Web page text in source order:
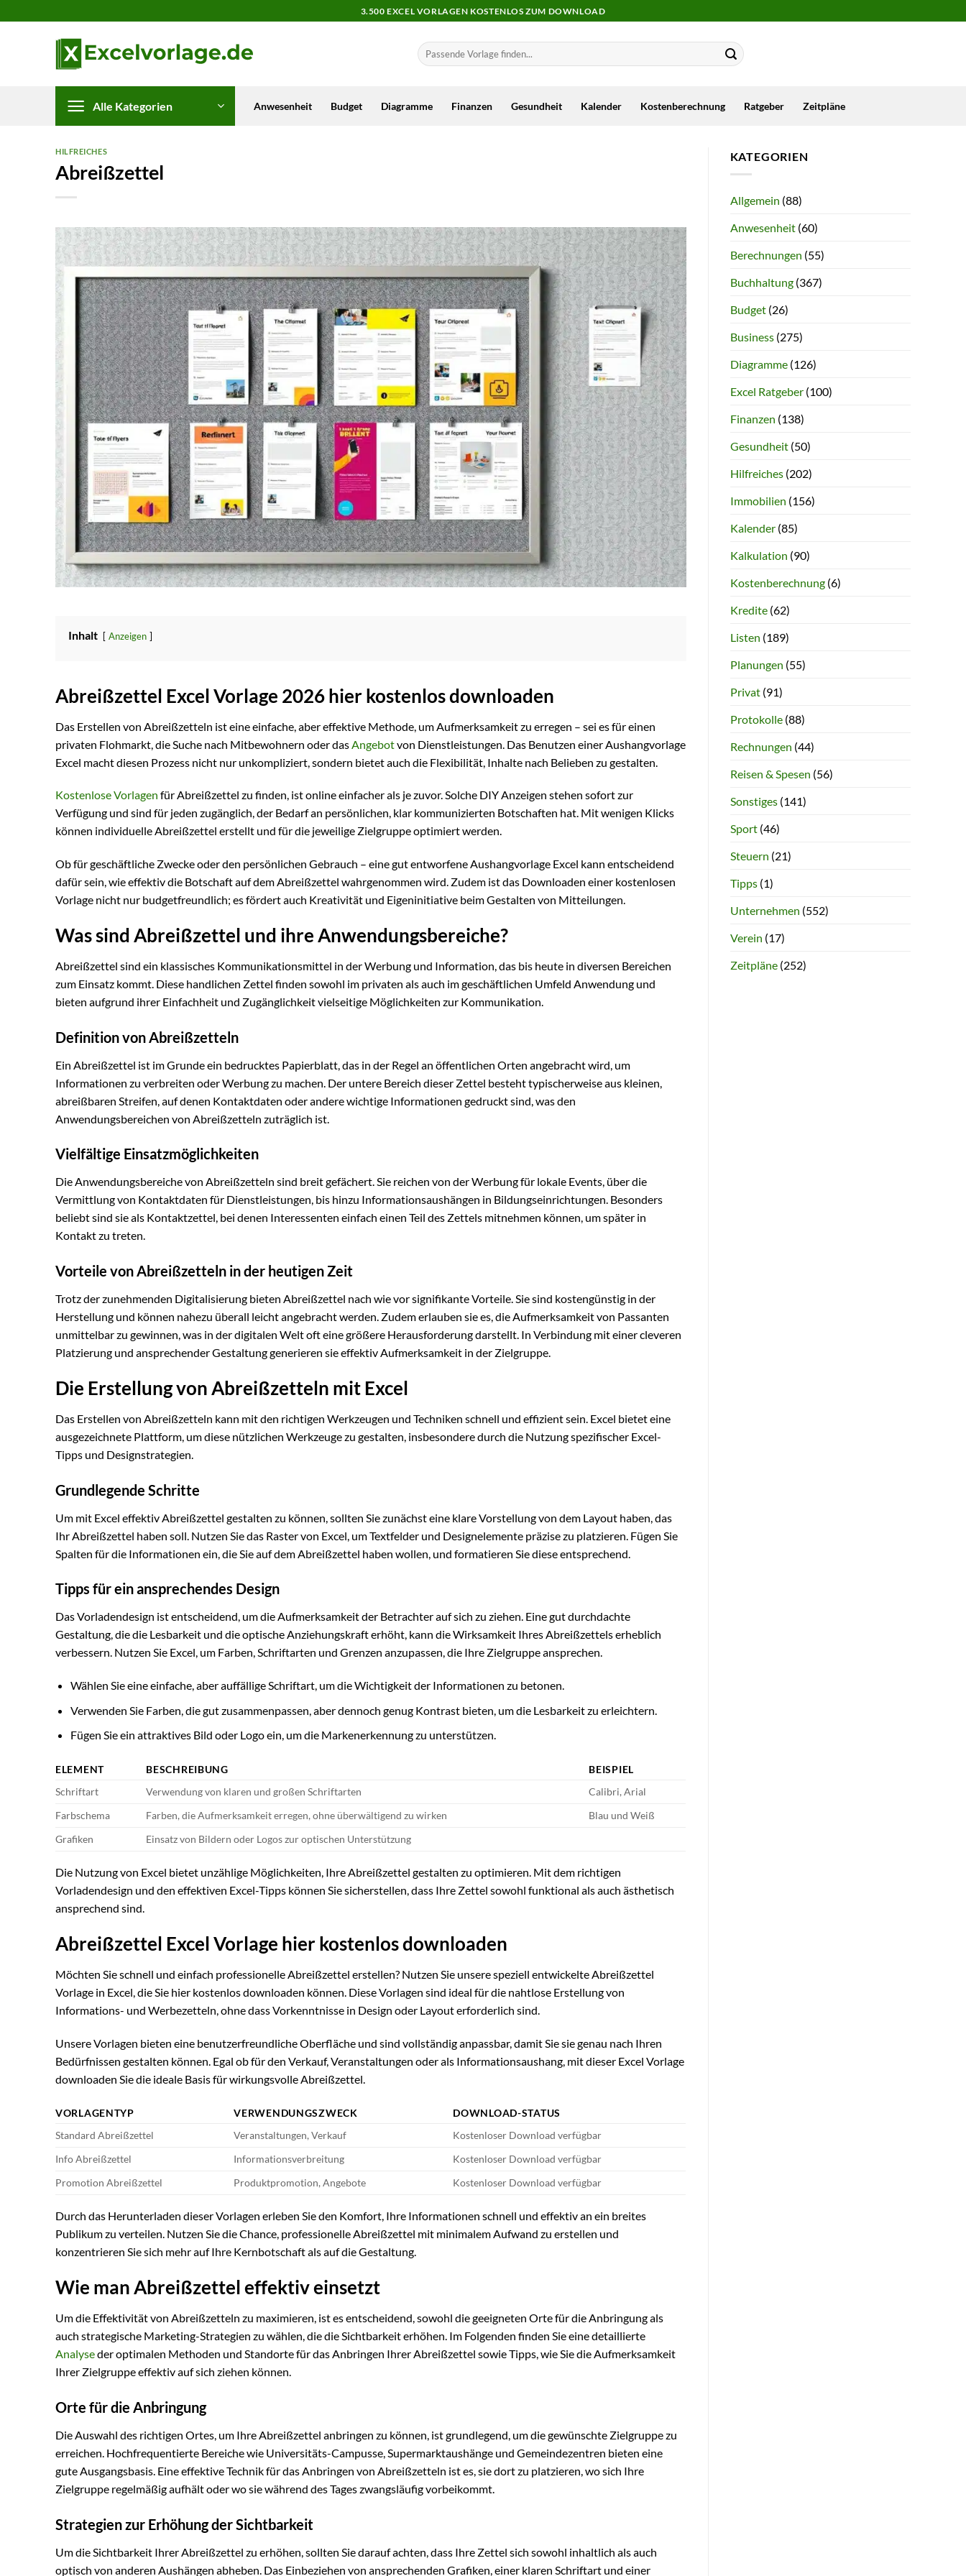
Inhalt
3.500 EXCEL VORLAGEN KOSTENLOS ZUM DOWNLOAD
Alle Kategorien Anwesenheit Budget Diagramme Finanzen Gesundheit Kalender Kostenberechnung Ratgeber Zeitpläne
HILFREICHES
Abreißzettel
Inhalt Anzeigen
Abreißzettel Excel Vorlage 2026 hier kostenlos downloaden
Das Erstellen von Abreißzetteln ist eine einfache, aber effektive Methode, um Aufmerksamkeit zu erregen – sei es für einen
privaten Flohmarkt, die Suche nach Mitbewohnern oder das Angebotvon Dienstleistungen. Das Benutzen einer Aushangvorlage
Excel macht diesen Prozess nicht nur unkompliziert, sondern bietet auch die Flexibilität, Inhalte nach Belieben zu gestalten.
Kostenlose Vorlagen für Abreißzettel zu finden, ist online einfacher als je zuvor. Solche DIY Anzeigen stehen sofort zur
Verfügung und sind für jeden zugänglich, der Bedarf an persönlichen, klar kommunizierten Botschaften hat. Mit wenigen Klicks
können individuelle Abreißzettel erstellt und für die jeweilige Zielgruppe optimiert werden.
Ob für geschäftliche Zwecke oder den persönlichen Gebrauch – eine gut entworfene Aushangvorlage Excel kann entscheidend
dafür sein, wie effektiv die Botschaft auf dem Abreißzettel wahrgenommen wird. Zudem ist das Downloaden einer kostenlosen
Vorlage nicht nur budgetfreundlich; es fördert auch Kreativität und Eigeninitiative beim Gestalten von Mitteilungen.
Was sind Abreißzettel und ihre Anwendungsbereiche?
Abreißzettel sind ein klassisches Kommunikationsmittel in der Werbung und Information, das bis heute in diversen Bereichen
zum Einsatz kommt. Diese handlichen Zettel finden sowohl im privaten als auch im geschäftlichen Umfeld Anwendung und
bieten aufgrund ihrer Einfachheit und Zugänglichkeit vielseitige Möglichkeiten zur Kommunikation.
Definition von Abreißzetteln
Ein Abreißzettel ist im Grunde ein bedrucktes Papierblatt, das in der Regel an öffentlichen Orten angebracht wird, um
Informationen zu verbreiten oder Werbung zu machen. Der untere Bereich dieser Zettel besteht typischerweise aus kleinen,
abreißbaren Streifen, auf denen Kontaktdaten oder andere wichtige Informationen gedruckt sind, was den
Anwendungsbereichen von Abreißzetteln zuträglich ist.
Vielfältige Einsatzmöglichkeiten
Die Anwendungsbereiche von Abreißzetteln sind breit gefächert. Sie reichen von der Werbung für lokale Events, über die
Vermittlung von Kontaktdaten für Dienstleistungen, bis hinzu Informationsaushängen in Bildungseinrichtungen. Besonders
beliebt sind sie als Kontaktzettel, bei denen Interessenten einfach einen Teil des Zettels mitnehmen können, um später in
Kontakt zu treten.
Vorteile von Abreißzetteln in der heutigen Zeit
Trotz der zunehmenden Digitalisierung bieten Abreißzettel nach wie vor signifikante Vorteile. Sie sind kostengünstig in der
Herstellung und können nahezu überall leicht angebracht werden. Zudem erlauben sie es, die Aufmerksamkeit von Passanten
unmittelbar zu gewinnen, was in der digitalen Welt oft eine größere Herausforderung darstellt. In Verbindung mit einer cleveren
Platzierung und ansprechender Gestaltung generieren sie effektiv Aufmerksamkeit in der Zielgruppe.
Die Erstellung von Abreißzetteln mit Excel
Das Erstellen von Abreißzetteln kann mit den richtigen Werkzeugen und Techniken schnell und effizient sein. Excel bietet eine
ausgezeichnete Plattform, um diese nützlichen Werkzeuge zu gestalten, insbesondere durch die Nutzung spezifischer Excel-
Tipps und Designstrategien.
Grundlegende Schritte
Um mit Excel effektiv Abreißzettel gestalten zu können, sollten Sie zunächst eine klare Vorstellung von dem Layout haben, das
Ihr Abreißzettel haben soll. Nutzen Sie das Raster von Excel, um Textfelder und Designelemente präzise zu platzieren. Fügen Sie
Spalten für die Informationen ein, die Sie auf dem Abreißzettel haben wollen, und formatieren Sie diese entsprechend.
Tipps für ein ansprechendes Design
Das Vorladendesign ist entscheidend, um die Aufmerksamkeit der Betrachter auf sich zu ziehen. Eine gut durchdachte
Gestaltung, die die Lesbarkeit und die optische Anziehungskraft erhöht, kann die Wirksamkeit Ihres Abreißzettels erheblich
verbessern. Nutzen Sie Excel, um Farben, Schriftarten und Grenzen anzupassen, die Ihre Zielgruppe ansprechen.
Wählen Sie eine einfache, aber auffällige Schriftart, um die Wichtigkeit der Informationen zu betonen.
Verwenden Sie Farben, die gut zusammenpassen, aber dennoch genug Kontrast bieten, um die Lesbarkeit zu erleichtern.
Fügen Sie ein attraktives Bild oder Logo ein, um die Markenerkennung zu unterstützen.
ELEMENT BESCHREIBUNG
BEISPIEL
Schriftart
Verwendung von klaren und großen Schriftarten
Calibri, Arial
Farbschema
Farben, die Aufmerksamkeit erregen, ohne überwältigend zu wirken
Blau und Weiß
Grafiken
Einsatz von Bildern oder Logos zur optischen Unterstützung
Die Nutzung von Excel bietet unzählige Möglichkeiten, Ihre Abreißzettel gestalten zu optimieren. Mit dem richtigen
Vorladendesign und den effektiven Excel-Tipps können Sie sicherstellen, dass Ihre Zettel sowohl funktional als auch ästhetisch
ansprechend sind.
Abreißzettel Excel Vorlage hier kostenlos downloaden
Möchten Sie schnell und einfach professionelle Abreißzettel erstellen? Nutzen Sie unsere speziell entwickelte Abreißzettel
Vorlage in Excel, die Sie hier kostenlos downloaden können. Diese Vorlagen sind ideal für die nahtlose Erstellung von
Informations- und Werbezetteln, ohne dass Vorkenntnisse in Design oder Layout erforderlich sind.
Unsere Vorlagen bieten eine benutzerfreundliche Oberfläche und sind vollständig anpassbar, damit Sie sie genau nach Ihren
Bedürfnissen gestalten können. Egal ob für den Verkauf, Veranstaltungen oder als Informationsaushang, mit dieser Excel Vorlage
downloaden Sie die ideale Basis für wirkungsvolle Abreißzettel.
VORLAGENTYP VERWENDUNGSZWECK
DOWNLOAD-STATUS
Standard Abreißzettel
Veranstaltungen, Verkauf
Kostenloser Download verfügbar
Info Abreißzettel
Informationsverbreitung
Kostenloser Download verfügbar
Promotion Abreißzettel
Produktpromotion, Angebote Kostenloser Download verfügbar
Durch das Herunterladen dieser Vorlagen erleben Sie den Komfort, Ihre Informationen schnell und effektiv an ein breites
Publikum zu verteilen. Nutzen Sie die Chance, professionelle Abreißzettel mit minimalem Aufwand zu erstellen und
konzentrieren Sie sich mehr auf Ihre Kernbotschaft als auf die Gestaltung.
Wie man Abreißzettel effektiv einsetzt
Um die Effektivität von Abreißzetteln zu maximieren, ist es entscheidend, sowohl die geeigneten Orte für die Anbringung als
auch strategische Marketing-Strategien zu wählen, die die Sichtbarkeit erhöhen. Im Folgenden finden Sie eine detaillierte
Analyseder optimalen Methoden und Standorte für das Anbringen Ihrer Abreißzettel sowie Tipps, wie Sie die Aufmerksamkeit
Ihrer Zielgruppe effektiv auf sich ziehen können.
Orte für die Anbringung
Die Auswahl des richtigen Ortes, um Ihre Abreißzettel anbringen zu können, ist grundlegend, um die gewünschte Zielgruppe zu
erreichen. Hochfrequentierte Bereiche wie Universitäts-Campusse, Supermarktaushänge und Gemeindezentren bieten eine
gute Ausgangsbasis. Eine effektive Technik für das Anbringen von Abreißzetteln ist es, sie dort zu platzieren, wo sich Ihre
Zielgruppe regelmäßig aufhält oder wo sie während des Tages zwangsläufig vorbeikommt.
Strategien zur Erhöhung der Sichtbarkeit
Um die Sichtbarkeit Ihrer Abreißzettel zu erhöhen, sollten Sie darauf achten, dass Ihre Zettel sich sowohl inhaltlich als auch
optisch von anderen Aushängen abheben. Das Einbeziehen von ansprechenden Grafiken, einer klaren Schriftart und einer
KATEGORIEN
Allgemein (88)
Anwesenheit(60)
Berechnungen (55)
Buchhaltung(367)
Budget(26)
Business(275)
Diagramme(126)
Excel Ratgeber(100)
Finanzen (138)
Gesundheit(50)
Hilfreiches(202)
Immobilien (156)
Kalender(85)
Kalkulation (90)
Kostenberechnung(6)
Kredite(62)
Listen (189)
Planungen (55)
Privat(91)
Protokolle(88)
Rechnungen (44)
Reisen & Spesen (56)
Sonstiges(141)
Sport(46)
Steuern (21)
Tipps(1)
Unternehmen (552)
Verein (17)
Zeitpläne(252)